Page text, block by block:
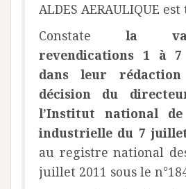
ALDES AERAULIQUE
Constate la
revendications 1 à
dans leur
décision du
l’Institut national
industrielle du 7
au registre national
juillet 2011 sous le